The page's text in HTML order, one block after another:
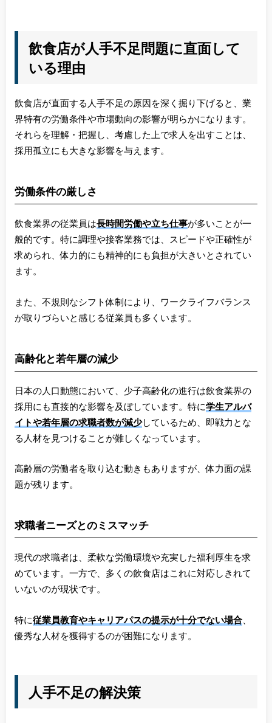
飲食店が人手不足問題に直面して
いる理由
飲食店が直面する人手不足の原因を深く掘り下げると、業
界特有の労働条件や市場動向の影響が明らかになります。
それらを理解・把握し、考慮した上で求人を出すことは、
採用孤立にも大きな影響を与えます。
労働条件の厳しさ
飲食業界の従業員は長時間労働や立ち仕事が多いことが一
般的です。特に調理や接客業務では、スピードや正確性が
求められ、体力的にも精神的にも負担が大きいとされてい
ます。
また、不規則なシフト体制により、ワークライフバランス
が取りづらいと感じる従業員も多くいます。
高齢化と若年層の減少
日本の人口動態において、少子高齢化の進行は飲食業界の
採用にも直接的な影響を及ぼしています。特に学生アルバ
イトや若年層の求職者数が減少しているため、即戦力とな
る人材を見つけることが難しくなっています。
高齢層の労働者を取り込む動きもありますが、体力面の課
題が残ります。
求職者ニーズとのミスマッチ
現代の求職者は、柔軟な労働環境や充実した福利厚生を求
めています。一方で、多くの飲食店はこれに対応しきれて
いないのが現状です。
特に従業員教育やキャリアパスの提示が十分でない場合、
優秀な人材を獲得するのが困難になります。
人手不足の解決策